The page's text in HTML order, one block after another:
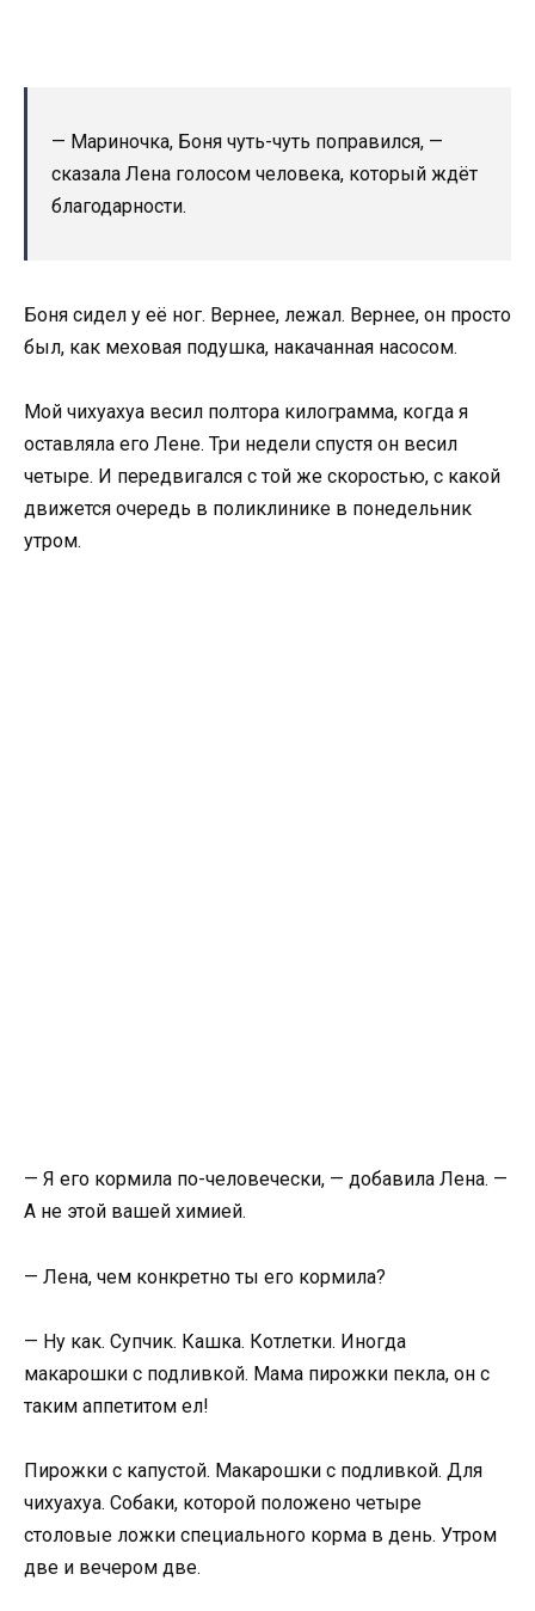
— Мариночка, Боня чуть-чуть поправился, —
сказала Лена голосом человека, который ждёт
благодарности.
Боня сидел у её ног. Вернее, лежал. Вернее, он просто
был, как меховая подушка, накачанная насосом.
Мой чихуахуа весил полтора килограмма, когда я
оставляла его Лене. Три недели спустя он весил
четыре. И передвигался с той же скоростью, с какой
движется очередь в поликлинике в понедельник
утром.
— Я его кормила по-человечески, — добавила Лена. —
А не этой вашей химией.
— Лена, чем конкретно ты его кормила?
— Ну как. Супчик. Кашка. Котлетки. Иногда
макарошки с подливкой. Мама пирожки пекла, он с
таким аппетитом ел!
Пирожки с капустой. Макарошки с подливкой. Для
чихуахуа. Собаки, которой положено четыре
столовые ложки специального корма в день. Утром
две и вечером две.